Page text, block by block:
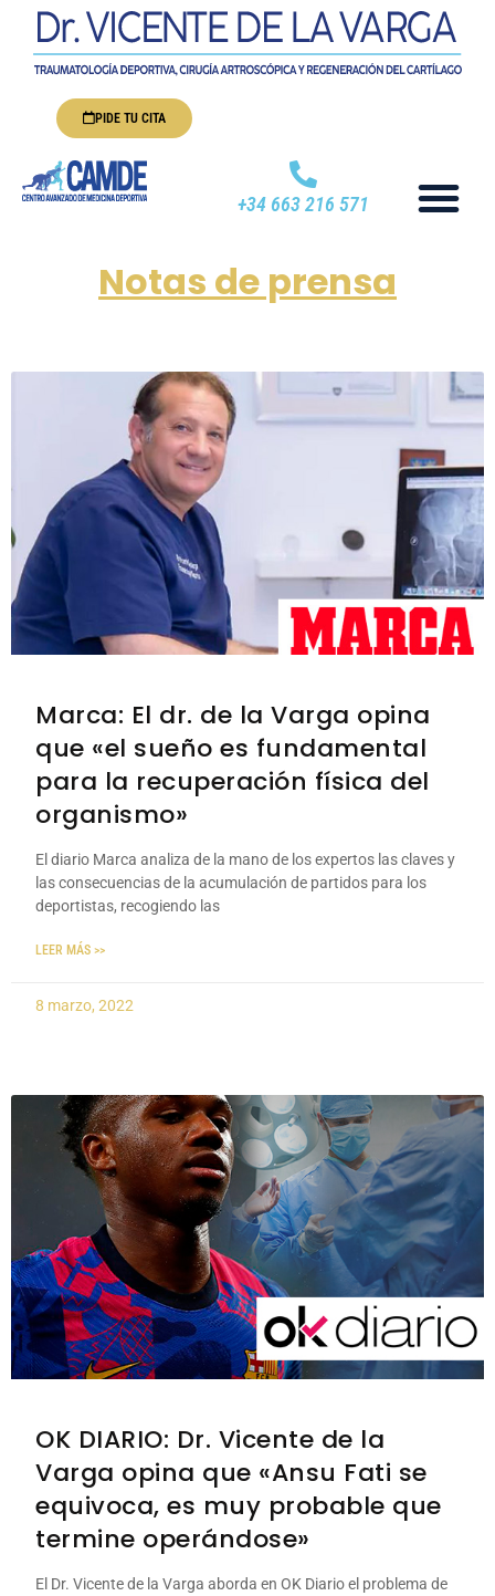
PIDE TU CITA
+34 663 216 571
Notas de prensa
Marca: El dr. de la Varga opina
que «el sueño es fundamental
para la recuperación física del
organismo»
El diario Marca analiza de la mano de los expertos las claves y
las consecuencias de la acumulación de partidos para los
deportistas, recogiendo las
LEER MÁS >>
8 marzo, 2022
OK DIARIO: Dr. Vicente de la
Varga opina que «Ansu Fati se
equivoca, es muy probable que
termine operándose»
El Dr. Vicente de la Varga aborda en OK Diario el problema de